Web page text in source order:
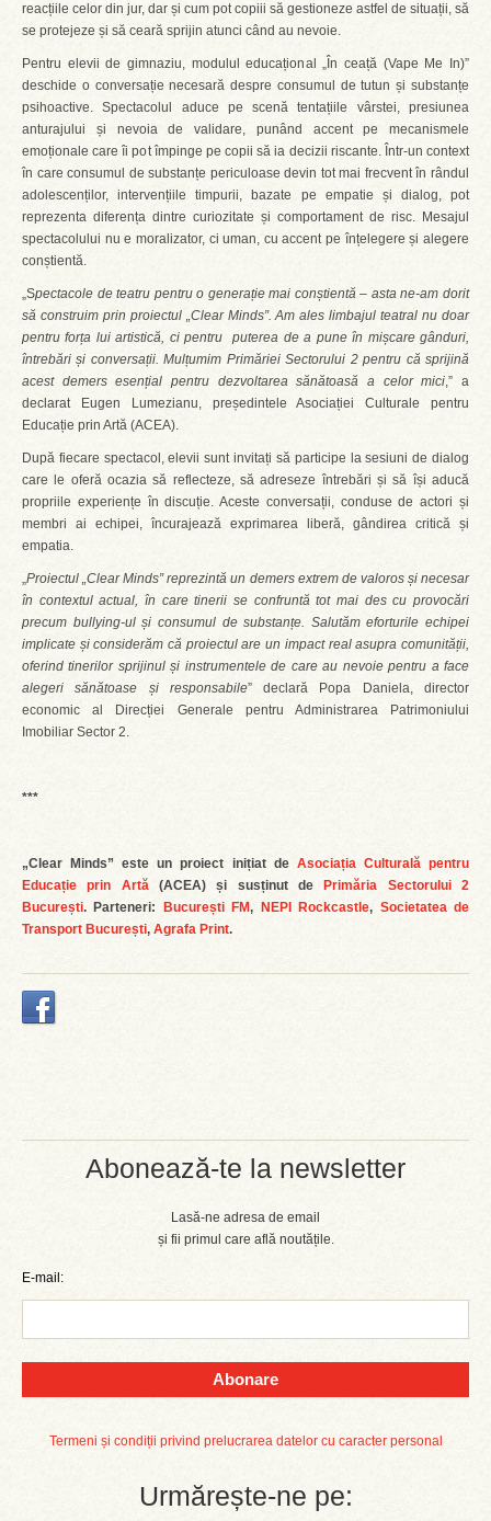
Abonează-te la newsletter
Lasă-ne adresa de email
și fii primul care află noutățile.
E-mail:
Abonare
Termeni și condiții privind prelucrarea datelor cu caracter personal
Urmărește-ne pe:
reacțiile celor din jur, dar și cum pot copiii să gestioneze astfel de situații, să
se protejeze și să ceară sprijin atunci când au nevoie.
Pentru elevii de gimnaziu, modulul educațional „În ceață (Vape Me In)”
deschide o conversație necesară despre consumul de tutun și substanțe
psihoactive. Spectacolul aduce pe scenă tentațiile vârstei, presiunea
anturajului și nevoia de validare, punând accent pe mecanismele
emoționale care îi pot împinge pe copii să ia decizii riscante. Într-un context
în care consumul de substanțe periculoase devin tot mai frecvent în rândul
adolescenților, intervențiile timpurii, bazate pe empatie și dialog, pot
reprezenta diferența dintre curiozitate și comportament de risc. Mesajul
spectacolului nu e moralizator, ci uman, cu accent pe înțelegere și alegere
conștientă.
„Spectacole de teatru pentru o generație mai conștientă – asta ne-am dorit
să construim prin proiectul „Clear Minds”. Am ales limbajul teatral nu doar
pentru forța lui artistică, ci pentru puterea de a pune în mișcare gânduri,
întrebări și conversații. Mulțumim Primăriei Sectorului 2 pentru că sprijină
acest demers esențial pentru dezvoltarea sănătoasă a celor mici,” a
declarat Eugen Lumezianu, președintele Asociației Culturale pentru
Educație prin Artă (ACEA).
După fiecare spectacol, elevii sunt invitați să participe la sesiuni de dialog
care le oferă ocazia să reflecteze, să adreseze întrebări și să își aducă
propriile experiențe în discuție. Aceste conversații, conduse de actori și
membri ai echipei, încurajează exprimarea liberă, gândirea critică și
empatia.
„Proiectul „Clear Minds” reprezintă un demers extrem de valoros și necesar
în contextul actual, în care tinerii se confruntă tot mai des cu provocări
precum bullying-ul și consumul de substanțe. Salutăm eforturile echipei
implicate și considerăm că proiectul are un impact real asupra comunității,
oferind tinerilor sprijinul și instrumentele de care au nevoie pentru a face
alegeri sănătoase și responsabile” declară Popa Daniela, director
economic al Direcției Generale pentru Administrarea Patrimoniului
Imobiliar Sector 2.
***
„Clear Minds” este un proiect inițiat de Asociația Culturală pentru
Educație prin Artă(ACEA) și susținut de
Primăria Sectorului 2
București. Parteneri: București FM, NEPI Rockcastle, Societatea de
Transport București, Agrafa Print.